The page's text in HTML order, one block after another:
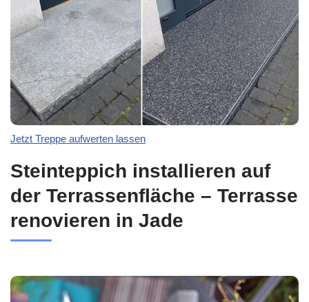
Jetzt Treppe aufwerten lassen
Steinteppich installieren auf
der Terrassenfläche – Terrasse
renovieren in Jade